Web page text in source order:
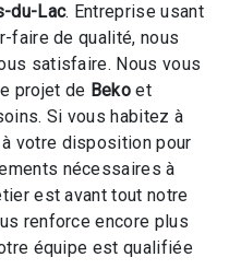
du-Lac. Entreprise usant
faire de qualité, nous
satisfaire. Nous vous
projet de Beko et
Si vous habitez à
votre disposition pour
nécessaires à
est avant tout notre
renforce encore plus
équipe est qualifiée